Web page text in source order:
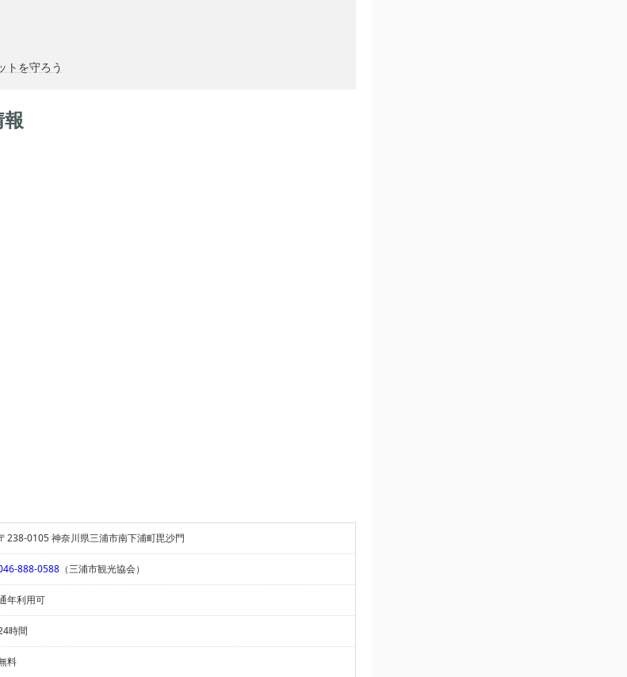
トを守ろう
238-0105 神奈川県三浦市南下浦町毘沙門
888-0588 （三浦市観光協会）
年利用可
時間
料